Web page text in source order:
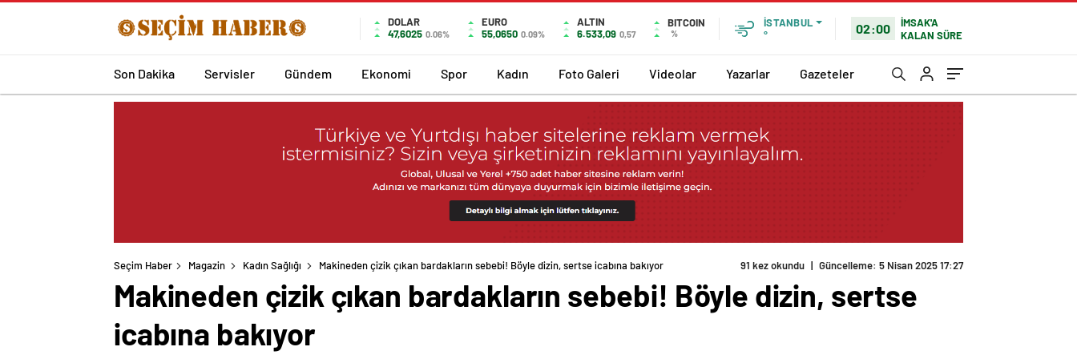
DOLAR
47,6025 0.06%
EURO
55,0650 0.09%
ALTIN
6.533,09 0,57
BITCOIN
%
İSTANBUL
°
02:00
İMSAK'A
KALAN SÜRE
Son Dakika Servisler Gündem Ekonomi Spor Kadın Foto Galeri Videolar Yazarlar Gazeteler
Seçim Haber Magazin Kadın Sağlığı Makineden çizik çıkan bardakların sebebi! Böyle dizin, sertse icabına bakıyor
Makineden çizik çıkan bardakların sebebi! Böyle dizin, sertse
icabına bakıyor